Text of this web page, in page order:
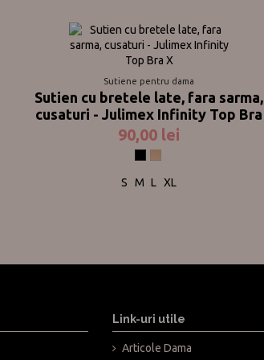
Sutiene pentru dama
Sutien cu bretele late, fara sarma,
cusaturi - Julimex Infinity Top Bra
90,00 lei
NegruNude
S
M L XL
Link-uri utile
Articole Dama